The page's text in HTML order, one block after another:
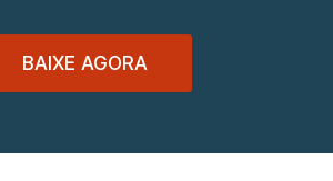
BAIXE AGORA